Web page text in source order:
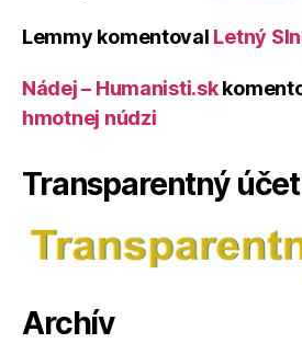
Lemmy komentoval Letný
Nádej – Humanisti.sk
hmotnej núdzi
Transparentný účet
Archív